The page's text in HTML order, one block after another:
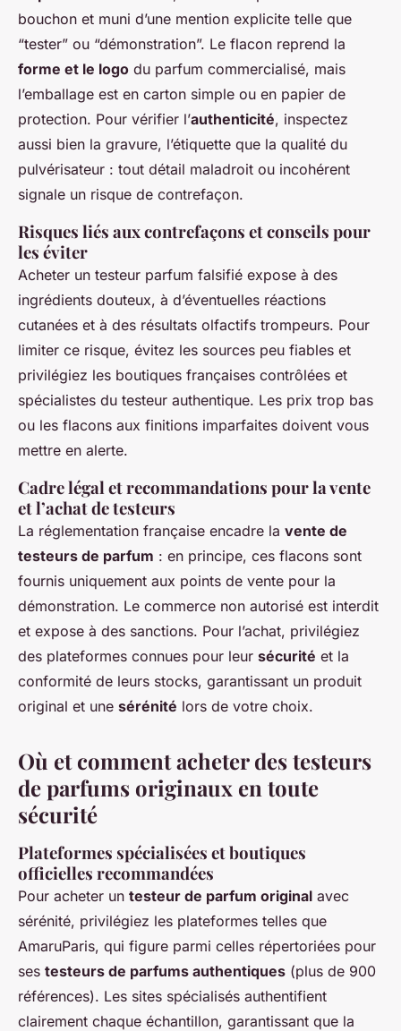
bouchon et muni d’une mention explicite telle que
“tester” ou “démonstration”. Le flacon reprend la
forme et le logo du parfum commercialisé, mais
l’emballage est en carton simple ou en papier de
protection. Pour vérifier l’authenticité, inspectez
aussi bien la gravure, l’étiquette que la qualité du
pulvérisateur : tout détail maladroit ou incohérent
signale un risque de contrefaçon.
Risques liés aux contrefaçons et conseils pour
les éviter
Acheter un testeur parfum falsifié expose à des
ingrédients douteux, à d’éventuelles réactions
cutanées et à des résultats olfactifs trompeurs. Pour
limiter ce risque, évitez les sources peu fiables et
privilégiez les boutiques françaises contrôlées et
spécialistes du testeur authentique. Les prix trop bas
ou les flacons aux finitions imparfaites doivent vous
mettre en alerte.
Cadre légal et recommandations pour la vente
et l’achat de testeurs
La réglementation française encadre la vente de
testeurs de parfum : en principe, ces flacons sont
fournis uniquement aux points de vente pour la
démonstration. Le commerce non autorisé est interdit
et expose à des sanctions. Pour l’achat, privilégiez
des plateformes connues pour leur sécurité et la
conformité de leurs stocks, garantissant un produit
original et une sérénité lors de votre choix.
Où et comment acheter des testeurs
de parfums originaux en toute
sécurité
Plateformes spécialisées et boutiques
officielles recommandées
Pour acheter un testeur de parfum original avec
sérénité, privilégiez les plateformes telles que
AmaruParis, qui figure parmi celles répertoriées pour
ses testeurs de parfums authentiques (plus de 900
références). Les sites spécialisés authentifient
clairement chaque échantillon, garantissant que la